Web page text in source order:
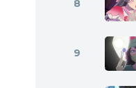
8
9